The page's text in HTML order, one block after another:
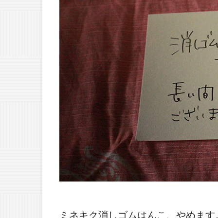
ミネキク消しゴムはんこ、やめます